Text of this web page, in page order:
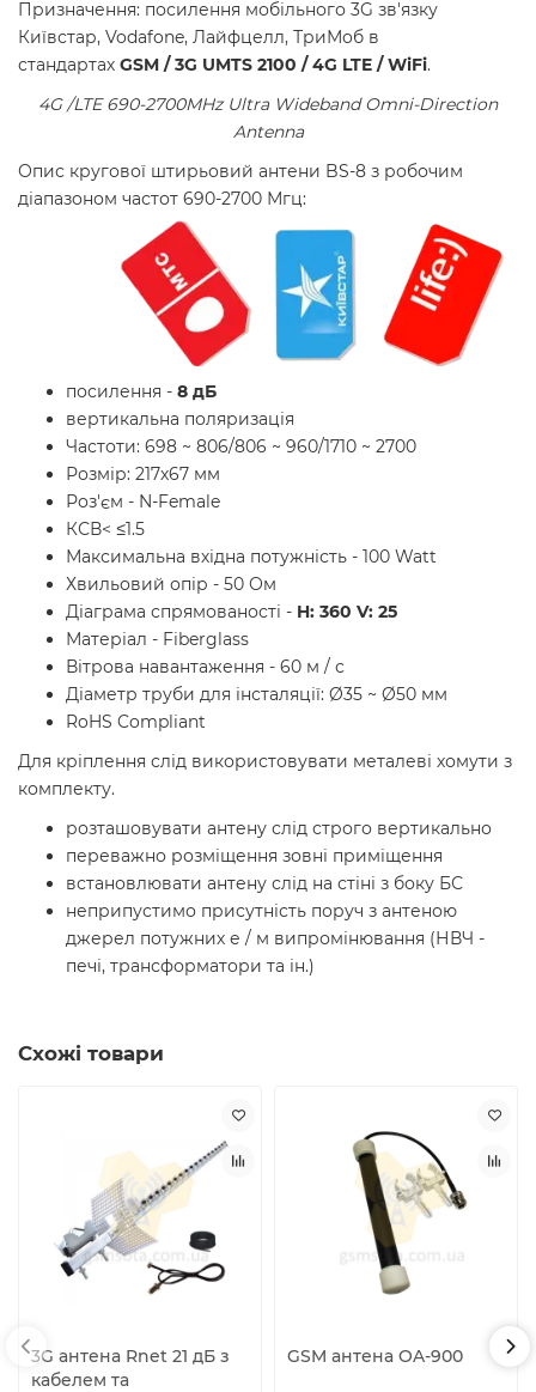
Призначення: посилення мобільного 3G зв'язку
Київстар, Vodafone, Лайфцелл, ТриМоб в
стандартах GSM / 3G UMTS 2100 / 4G LTE / WiFi.
4G /LTE 690-2700MHz Ultra Wideband Omni-Direction
Antenna
Опис кругової штирьовий антени BS-8 з робочим
діапазоном частот 690-2700 Мгц:
посилення - 8 дБ
вертикальна поляризація
Частоти: 698 ~ 806/806 ~ 960/1710 ~ 2700
Розмір: 217х67 мм
Роз'єм - N-Female
КСВ< ≤1.5
Максимальна вхідна потужність - 100 Watt
Хвильовий опір - 50 Ом
Діаграма спрямованості - H: 360 V: 25
Матеріал - Fiberglass
Вітрова навантаження - 60 м / с
Діаметр труби для інсталяції: Ø35 ~ Ø50 мм
RoHS Compliant
Для кріплення слід використовувати металеві хомути з
комплекту.
розташовувати антену слід строго вертикально
переважно розміщення зовні приміщення
встановлювати антену слід на стіні з боку БС
неприпустимо присутність поруч з антеною
джерел потужних е / м випромінювання (НВЧ -
печі, трансформатори та ін.)
Схожі товари
3G антена Rnet 21 дБ з
кабелем та
GSM антена OA-900